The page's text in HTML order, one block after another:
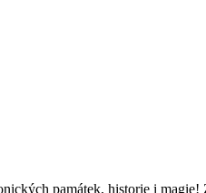
památek, historie i magie!